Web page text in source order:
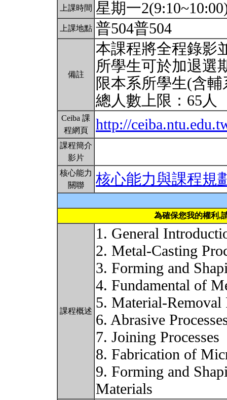
上課時間 星期一
上課地點 普504普504
備註
本課程將全程錄影
所學生可於加退選
限本系所學生(含
總人數上限：65人
Ceiba 課
程網頁
http://
課程簡介
影片
核心能力
關聯
核心能力與課程規
為確保您我的權利,
課程概述
1. General
2. Metal-Casting
3. Forming and
4. Fundamental of
5. Material-Removal
6. Abrasive
7. Joining Processes
8. Fabrication of
9. Forming and
Materials